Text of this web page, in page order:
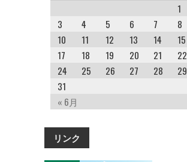
« 6月
1
3
4 5 6 7 8
10
11 12 13 14 15
17
18 19 20 21 22
24
25 26 27 28 29
31
リンク